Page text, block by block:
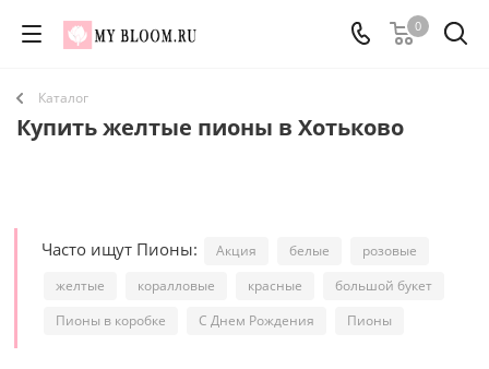
0
Каталог
Купить желтые пионы в Хотьково
Часто ищут Пионы: Акция белые
розовые
желтые
коралловые красные
большой букет
Пионы в коробке
С Днем Рождения Пионы